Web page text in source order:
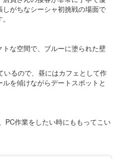
がちなシーシャ初挑戦の場面で
な空間で、ブルーに塗られた壁
いるので、昼にはカフェとして作
を傾けながらデートスポットと
PC作業をしたい時にももってこい